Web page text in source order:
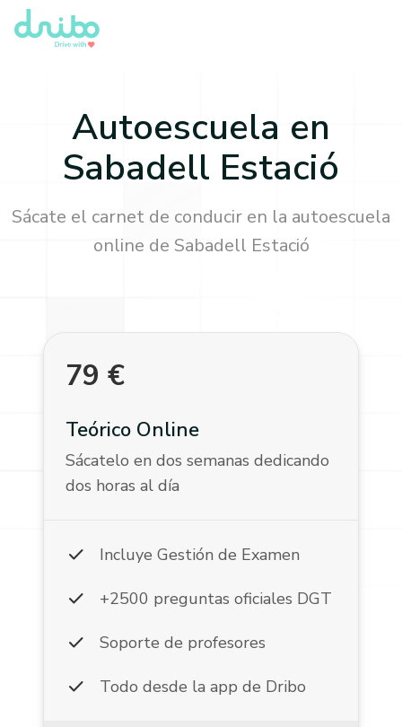
Autoescuela en
Sabadell Estació
Sácate el carnet de conducir en la autoescuela
online de Sabadell Estació
79 €
Teórico Online
Sácatelo en dos semanas dedicando
dos horas al día
check Incluye Gestión de Examen
check +2500 preguntas oficiales DGT
check Soporte de profesores
check Todo desde la app de Dribo